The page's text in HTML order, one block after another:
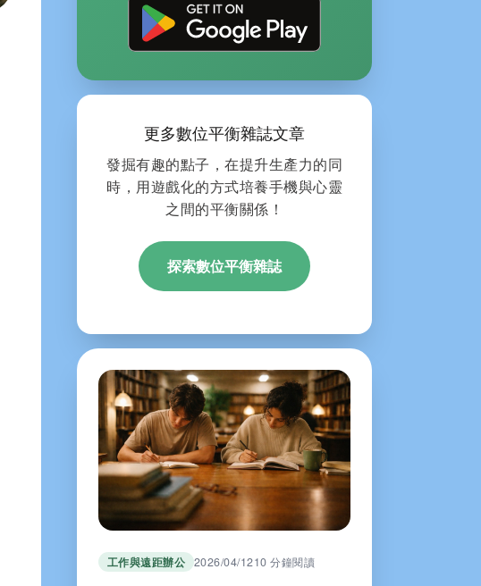
更多數位平衡雜誌文章
發掘有趣的點子，在提升生產力的同
時，用遊戲化的方式培養手機與心靈
之間的平衡關係！
探索數位平衡雜誌
工作與遠距辦公 2026/04/1210 分鐘閱讀